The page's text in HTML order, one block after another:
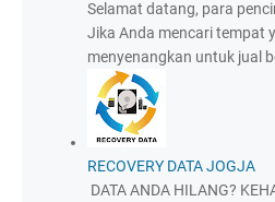
Selamat datang, para
Jika Anda mencari tempat
menyenangkan untuk jual
RECOVERY DATA JOGJA
DATA ANDA HILANG?